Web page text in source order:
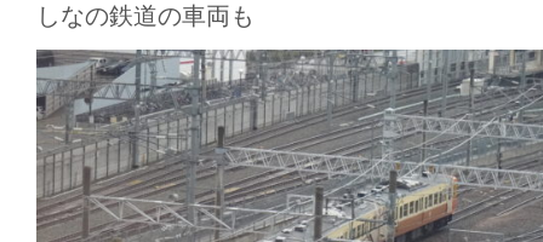
しなの鉄道の車両も